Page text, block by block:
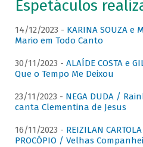
Espetáculos
14/12/2023 - KARINA SOUZA e
Mario em Todo Canto
30/11/2023 - ALAÍDE COSTA e
Que o Tempo Me Deixou
23/11/2023 - NEGA DUDA /
canta Clementina de Jesus
16/11/2023 - REIZILAN
PROCÓPIO / Velhas